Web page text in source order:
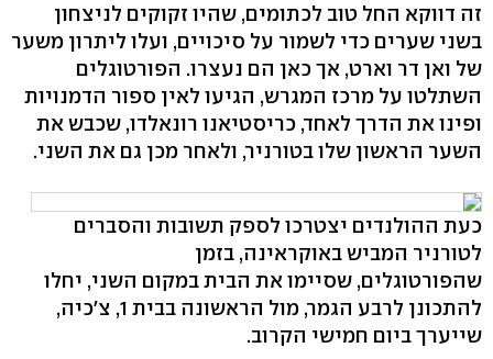
זה דווקא החל טוב לכתומים, שהיו זקוקים לניצחון
בשני שערים כדי לשמור על סיכויים, ועלו ליתרון משער
של ואן דר וארט, אך כאן הם נעצרו. הפורטוגלים
השתלטו על מרכז המגרש, הגיעו לאין ספור הדמנויות
ופינו את הדרך לאחד, כריסטיאנו רונאלדו, שכבש את
השער הראשון שלו בטורניר, ולאחר מכן גם את השני.
כעת ההולנדים יצטרכו לספק תשובות והסברים
לטורניר המביש באוקראינה, בזמן
שהפורטוגלים, שסיימו את הבית במקום השני, יחלו
להתכונן לרבע הגמר, מול הראשונה בבית 1, צ'כיה,
שייערך ביום חמישי הקרוב.